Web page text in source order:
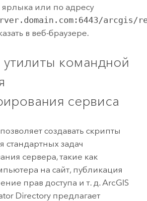
ярлыка или по адресу
arcgis/
в веб-браузере.
утилиты командной
сервиса
создавать скрипты
задач
сервера, такие как
на сайт, публикация
прав доступа и т. д. ArcGIS
Directory предлагает